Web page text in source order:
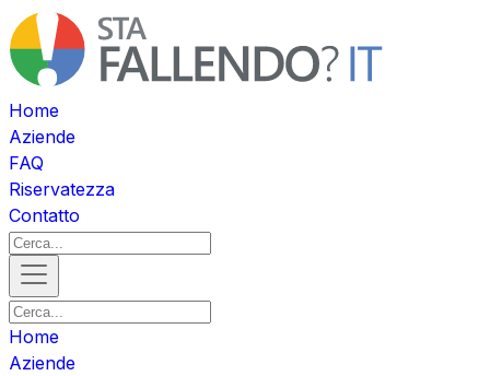
Home
Aziende
FAQ
Riservatezza
Contatto
Home
Aziende